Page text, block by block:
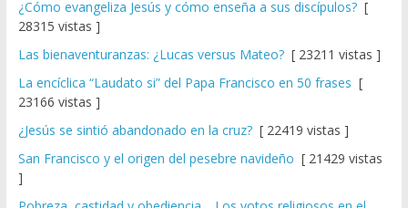
¿Cómo evangeliza Jesús y cómo enseña a sus discípulos?[
28315 vistas ]
Las bienaventuranzas: ¿Lucas versus Mateo?[ 23211 vistas ]
La encíclica “Laudato si” del Papa Francisco en 50 frases [
23166 vistas ]
¿Jesús se sintió abandonado en la cruz?[ 22419 vistas ]
San Francisco y el origen del pesebre navideño [ 21429 vistas
]